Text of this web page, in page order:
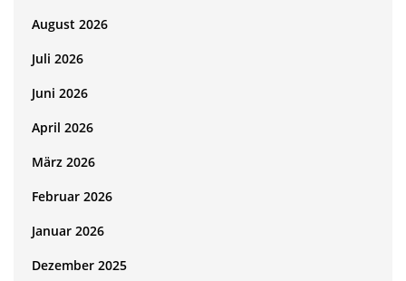
August 2026
Juli 2026
Juni 2026
April 2026
März 2026
Februar 2026
Januar 2026
Dezember 2025